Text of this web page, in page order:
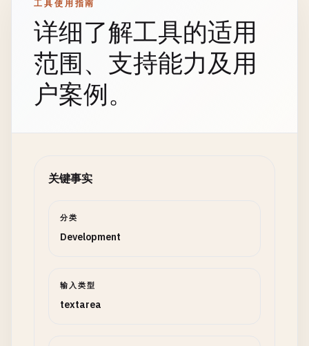
工具使用指南
详细了解工具的适用
范围、支持能力及用
户案例。
关键事实
分类
Development
输入类型
textarea